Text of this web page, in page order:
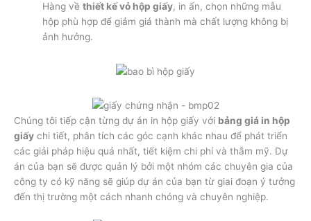
Hàng vềthiết kế vỏ hộp giấy, in ấn, chọn những mẫu
hộp phù hợp để giảm giá thành mà chất lượng không bị
ảnh hưởng.
Chúng tôi tiếp cận từng dự án in hộp giấy với bảng giá in hộp
giấy chi tiết, phân tích các góc cạnh khác nhau để phát triển
các giải pháp hiệu quả nhất, tiết kiệm chi phí và thẫm mỹ. Dự
án của bạn sẽ được quản lý bởi một nhóm các chuyên gia của
công ty có kỹ năng sẽ giúp dự án của bạn từ giai đoạn ý tưởng
đến thị trường một cách nhanh chóng và chuyên nghiệp.